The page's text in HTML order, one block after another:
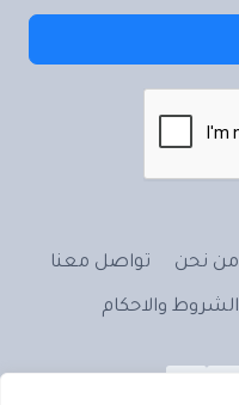
من نحن تواصل معنا
الشروط والاحكام